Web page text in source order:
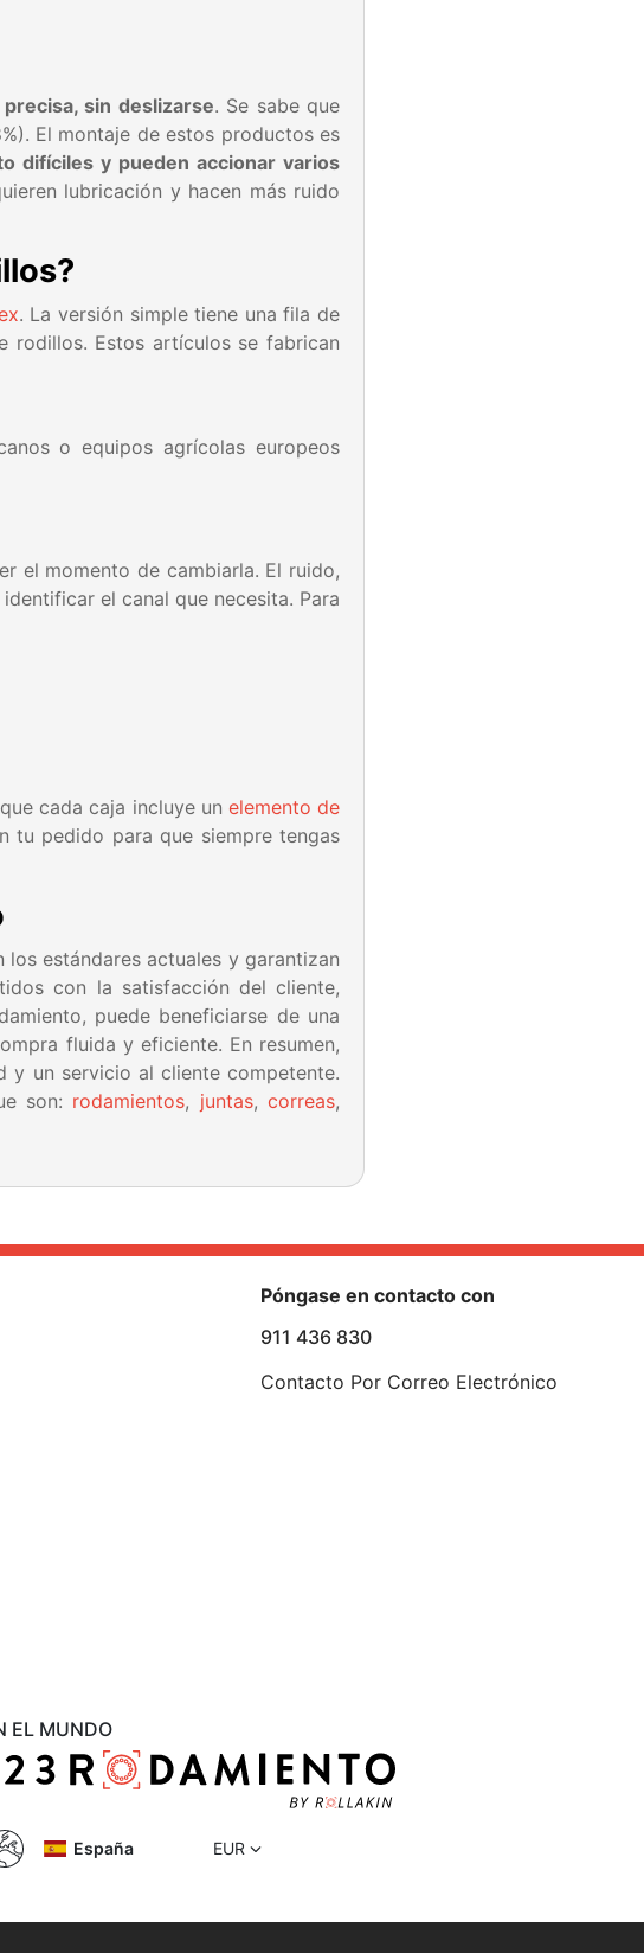
sin deslizarse. Se sabe que
El montaje de estos productos es
difíciles y pueden accionar varios
lubricación y hacen más ruido
. La versión simple tiene una fila de
Estos artículos se fabrican
o equipos agrícolas europeos
el momento de cambiarla. El ruido,
el canal que necesita. Para
cada caja incluye un elemento de
tu pedido para que siempre tengas
estándares actuales y garantizan
con la satisfacción del cliente,
puede beneficiarse de una
fluida y eficiente. En resumen,
y un servicio al cliente competente.
son: rodamientos, juntas,correas,
Póngase en contacto con
911 436 830
Contacto Por Correo Electrónico
EL MUNDO
España EUR